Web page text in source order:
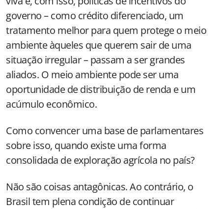
governo – como crédito diferenciado, um
tratamento melhor para quem protege o meio
ambiente àqueles que querem sair de uma
situação irregular – passam a ser grandes
aliados. O meio ambiente pode ser uma
oportunidade de distribuição de renda e um
acúmulo econômico.
Como convencer uma base de parlamentares
sobre isso, quando existe uma forma
consolidada de exploração agrícola no país?
Não são coisas antagônicas. Ao contrário, o
Brasil tem plena condição de continuar